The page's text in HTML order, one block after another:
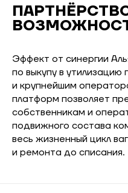
Эффект от синергии
по выкупу в
и крупнейшим
платформ позволяет
собственникам и
подвижного состава
весь жизненный цикл
и ремонта до списания.